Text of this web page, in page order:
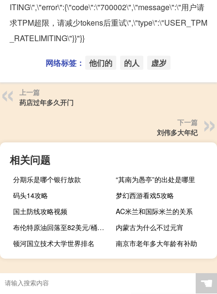
ITING\",\"error\":{\"code\":\"700002\",\"message\":\"用户请
求TPM超限，请减少tokens后重试\",\"type\":\"USER_TPM
_RATELIMITING\"}}"}}
网络标签： 他们的 的人 虚岁
上一篇
药店过年多久开门
下一篇
刘伟多大年纪
相关问题
分期乐是哪个银行放款
“其南为愚亭”的出处是哪里
码头14攻略
梦幻西游看戏5攻略
国土防线攻略视频
AC米兰和国际米兰的关系
布伦特原油回落至82美元/桶下方日内跌0.66%
内蒙古为什么不过元宵
顿河国立技术大学世界排名
南京市老年多大年龄有补助
☚